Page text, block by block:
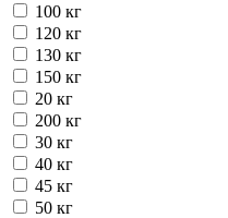
100 кг
120 кг
130 кг
150 кг
20 кг
200 кг
30 кг
40 кг
45 кг
50 кг